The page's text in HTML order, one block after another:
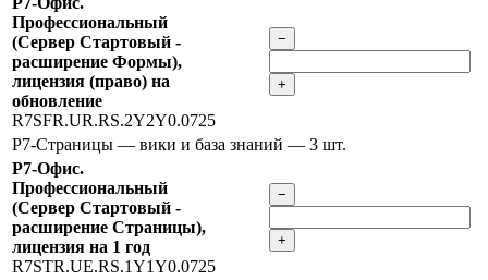
Профессиональный
(Сервер Стартовый -
расширение Формы),
лицензия (право) на
обновление
R7SFR.UR.RS.2Y2Y0.0725
−
+
Р7-Страницы — вики и база знаний — 3 шт.
Р7-Офис.
Профессиональный
(Сервер Стартовый -
расширение Страницы),
лицензия на 1 год
R7STR.UE.RS.1Y1Y0.0725
−
+